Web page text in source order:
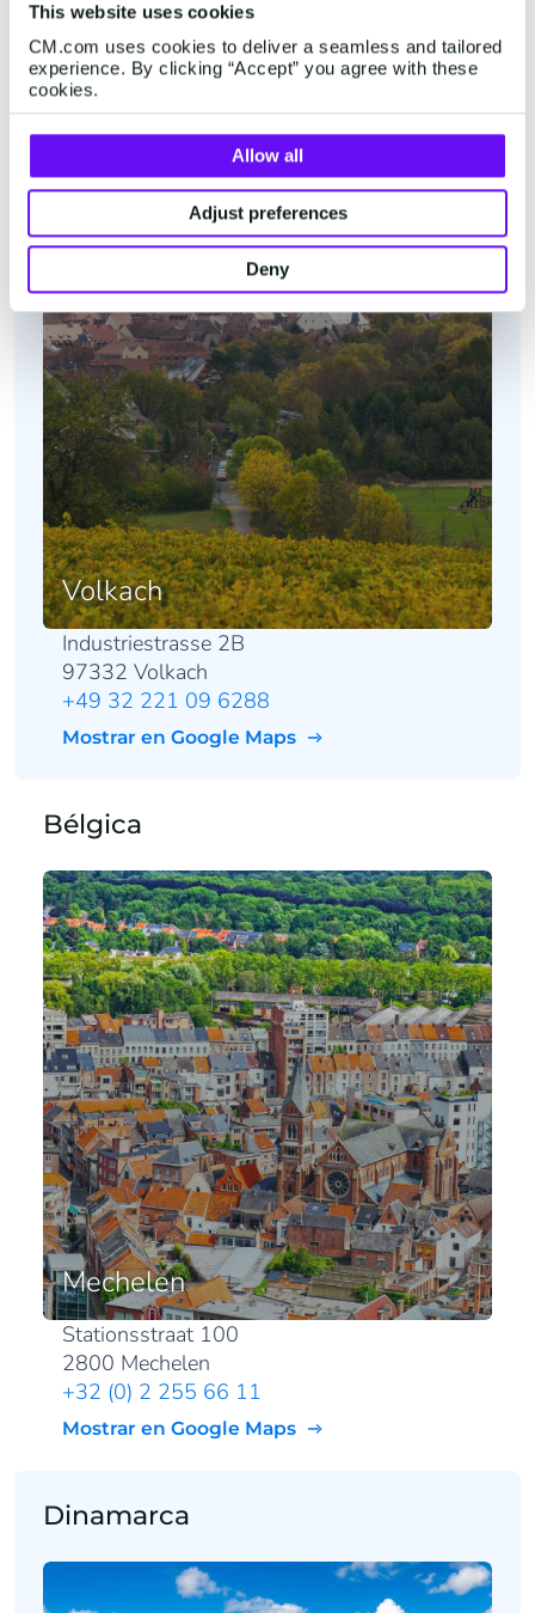
This website uses cookies
CM.com uses cookies to deliver a seamless and tailored
experience. By clicking “Accept” you agree with these
cookies.
Allow all
Adjust preferences
Deny
+31 (0)76 5727000
Mostrar en Google Maps
Alemania
Volkach
Industriestrasse 2B
97332 Volkach
+49 32 221 09 6288
Mostrar en Google Maps
Bélgica
Mechelen
Stationsstraat 100
2800 Mechelen
+32 (0) 2 255 66 11
Mostrar en Google Maps
Dinamarca